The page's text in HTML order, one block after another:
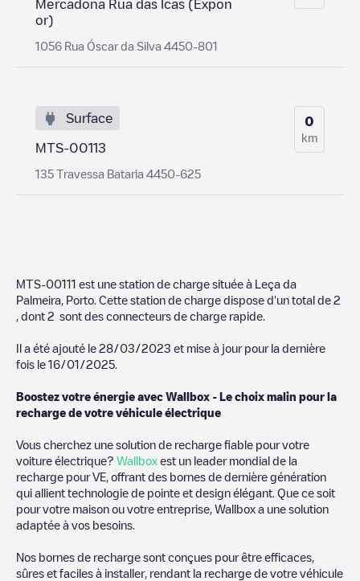
Mercadona Rua das Icas (Expon
or)
1056 Rua Óscar da Silva 4450-801
Surface
MTS-00113
135 Travessa Bataria 4450-625
0
km
MTS-00111 est une station de charge située à Leça da
Palmeira Porto . Cette station de charge dispose d'un total de 2
, dont 2 sont des connecteurs de charge rapide.
Il a été ajouté le 28/03/2023 et mise à jour pour la dernière
fois le 16/01/2025
Boostez votre énergie avec Wallbox - Le choix malin pour la
recharge de votre véhicule électrique
Vous cherchez une solution de recharge fiable pour votre
voiture électrique? Wallbox est un leader mondial de la
recharge pour VE, offrant des bornes de dernière génération
qui allient technologie de pointe et design élégant. Que ce soit
pour votre maison ou votre entreprise, Wallbox a une solution
adaptée à vos besoins.
Nos bornes de recharge sont conçues pour être efficaces,
sûres et faciles à installer, rendant la recharge de votre véhicule